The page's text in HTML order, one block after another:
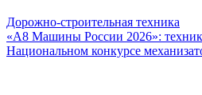
Дорожно-строительная техника
«А8 Машины России 2026»:
Национальном конкурсе